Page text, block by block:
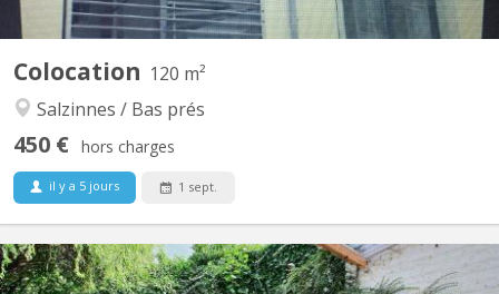
Colocation 120 m²
Salzinnes / Bas prés
450 € hors charges
il y a 5 jours 1 sept.
KN 4552